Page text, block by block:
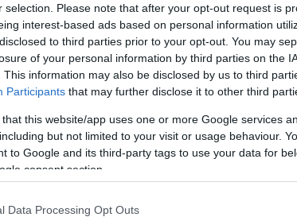
selection. Please note that after your opt-out request is
interest-based ads based on personal information
to third parties prior to your opt-out. You may
of your personal information by third parties on the
This information may also be disclosed by us to third
Participants that may further disclose it to other third
that this website/app uses one or more Google services
but not limited to your visit or usage behaviour.
to Google and its third-party tags to use your data for
consent section.
Data Processing Opt Outs